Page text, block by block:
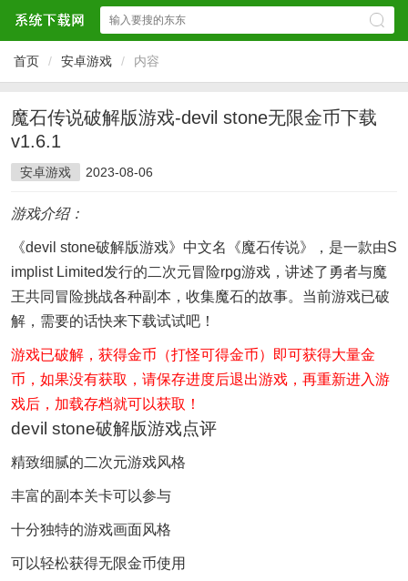
首页 / 安卓游戏 / 内容
魔石传说破解版游戏-devil stone无限金币下载
v1.6.1
安卓游戏 2023-08-06
游戏介绍：
《devil stone破解版游戏》中文名《魔石传说》，是一款由S
implist Limited发行的二次元冒险rpg游戏，讲述了勇者与魔
王共同冒险挑战各种副本，收集魔石的故事。当前游戏已破
解，需要的话快来下载试试吧！
游戏已破解，获得金币（打怪可得金币）即可获得大量金
币，如果没有获取，请保存进度后退出游戏，再重新进入游
戏后，加载存档就可以获取！
devil stone破解版游戏点评
精致细腻的二次元游戏风格
丰富的副本关卡可以参与
十分独特的游戏画面风格
可以轻松获得无限金币使用